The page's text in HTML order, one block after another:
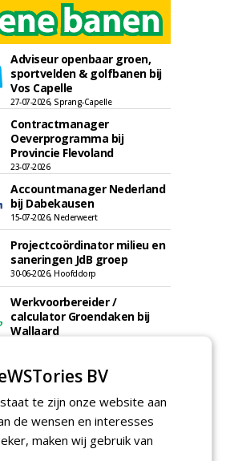
Adviseur openbaar groen,
sportvelden & golfbanen bij
Vos Capelle
27-07-2026, Sprang-Capelle
Contractmanager
Oeverprogramma bij
Provincie Flevoland
23-07-2026
Accountmanager Nederland
bij Dabekausen
15-07-2026, Nederweert
Projectcoördinator milieu en
saneringen JdB groep
30-06-2026, Hoofddorp
Werkvoorbereider /
calculator Groendaken bij
Wallaard
European Tree Worker bij
Wallaard
30-06-2026, 80 km rond Noordeloos
Meewerkend Voorman Groen
bij Wallaard
30-06-2026, 80 km rond Noordeloos
BV
te zijn onze website aan
de wensen en interesses
maken wij gebruik van